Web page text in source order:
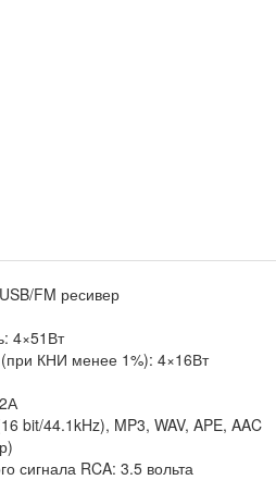
FM ресивер
4×51Вт
КНИ менее 1%): 4×16Вт
bit/44.1kHz), MP3, WAV, APE, AAC
сигнала RCA: 3.5 вольта